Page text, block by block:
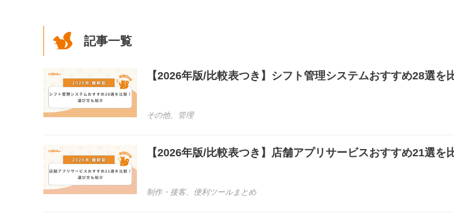
記事一覧
【2026年版/比較表つき】シフト管理システムおすすめ28選を
その他、 管理
【2026年版/比較表つき】店舗アプリサービスおすすめ21選を
制作・接客、 便利ツールまとめ